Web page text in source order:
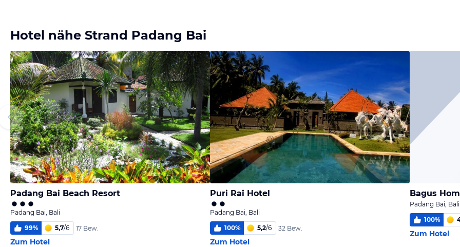
Hotel nähe Strand Padang Bai
Padang Bai Beach Resort
Padang Bai, Bali
99% 5,7/6 17 Bew.
Zum Hotel
Puri Rai Hotel
Padang Bai, Bali
100% 5,2/6 32 Bew.
Zum Hotel
Bagus
Padang Bai, Bali
100%
Zum Hotel